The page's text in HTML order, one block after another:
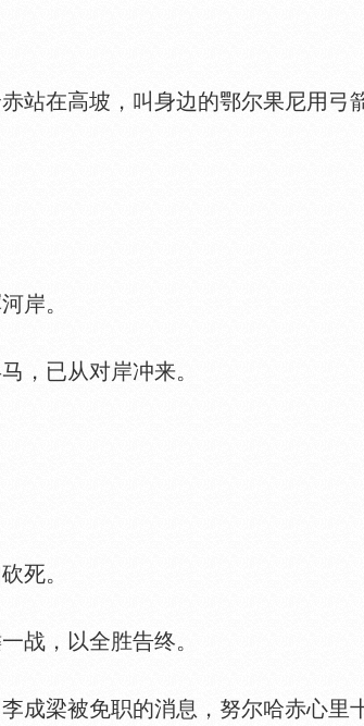
在高坡，叫身边的鄂尔果尼用弓
岸。
，已从对岸冲来。
死。
战，以全胜告终。
梁被免职的消息，努尔哈赤心里